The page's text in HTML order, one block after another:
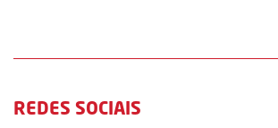
REDES SOCIAIS